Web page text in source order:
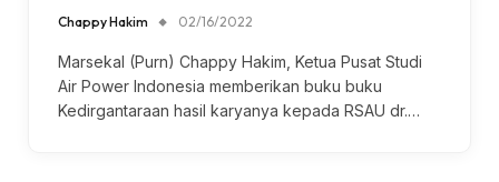
Chappy Hakim 02/16/2022
Marsekal (Purn) Chappy Hakim, Ketua Pusat Studi
Air Power Indonesia memberikan buku buku
Kedirgantaraan hasil karyanya kepada RSAU dr.…